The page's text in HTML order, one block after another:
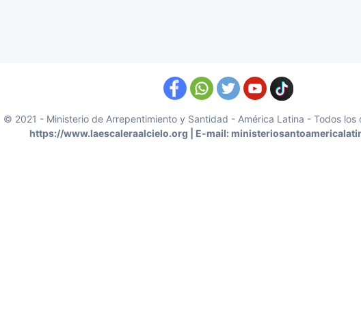
© 2021 - Ministerio de Arrepentimiento y Santidad - América Latina - Todos los
https://www.laescaleraalcielo.org | E-mail: